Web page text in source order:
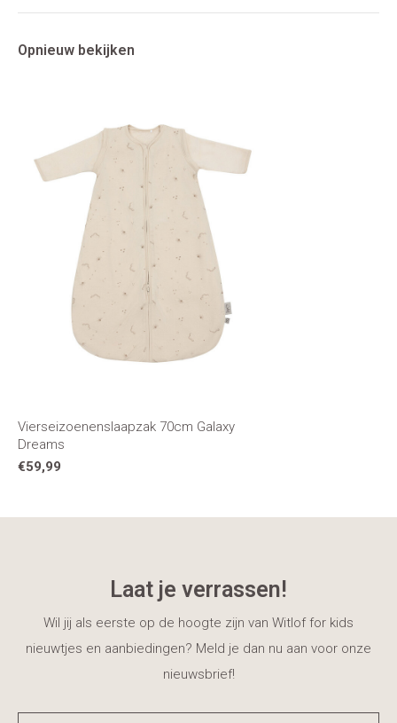
Opnieuw bekijken
Vierseizoenenslaapzak 70cm Galaxy
Dreams
€59,99
Laat je verrassen!
Wil jij als eerste op de hoogte zijn van Witlof for kids
nieuwtjes en aanbiedingen? Meld je dan nu aan voor onze
nieuwsbrief!